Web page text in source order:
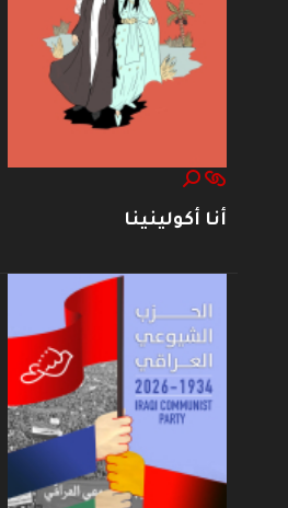
أنا أكولينينا